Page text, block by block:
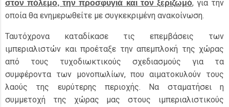
στον πόλεμο, την προσφυγιά και τον ξεριζωμό, για την
οποία θα ενημερωθείτε με συγκεκριμένη ανακοίνωση.
Ταυτόχρονα καταδίκασε τις επεμβάσεις των
ιμπεριαλιστών και προέταξε την απεμπλοκή της χώρας
από τους τυχοδιωκτικούς σχεδιασμούς για τα
συμφέροντα των μονοπωλίων, που αιματοκυλούν τους
λαούς της ευρύτερης περιοχής. Να σταματήσει η
συμμετοχή της χώρας μας στους ιμπεριαλιστικούς